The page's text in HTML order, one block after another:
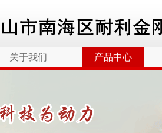
关于我们 产品中心